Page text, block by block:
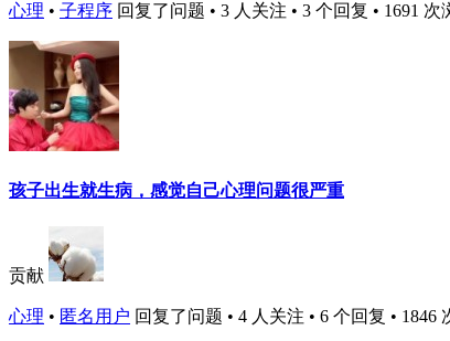
心理 • 子程序 回复了问题 • 3 人关注 • 3 个回复 • 1691 次
孩子出生就生病，感觉自己心理问题很严重
贡献
心理 • 匿名用户 回复了问题 • 4 人关注 • 6 个回复 • 1846